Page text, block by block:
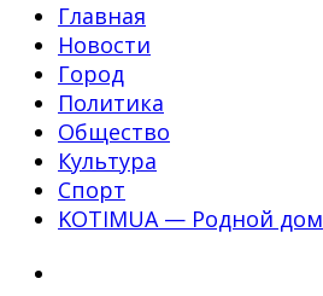
Главная
Новости
Город
Политика
Общество
Культура
Спорт
KOTIMUA — Родной дом